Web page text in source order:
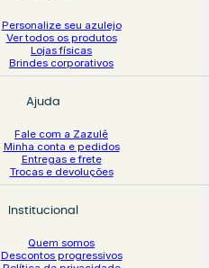
Personalize seu azulejo
Ver todos os produtos
Lojas físicas
Brindes corporativos
Ajuda
Fale com a Zazulê
Minha conta e pedidos
Entregas e frete
Trocas e devoluções
Institucional
Quem somos
Descontos progressivos